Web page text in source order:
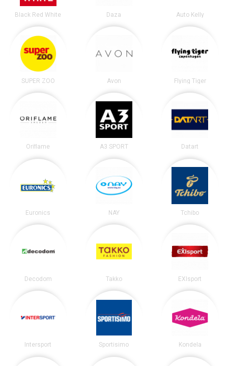
Black Red White Daza Auto Kelly
SUPER ZOO Avon Flying Tiger
Oriflame A3 SPORT Datart
Euronics NAY Tchibo
Decodom Takko EXIsport
Intersport Sportisimo Kondela